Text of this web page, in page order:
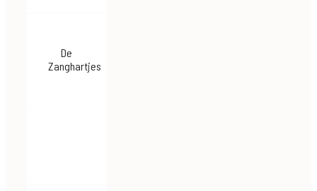
De
Zanghartjes